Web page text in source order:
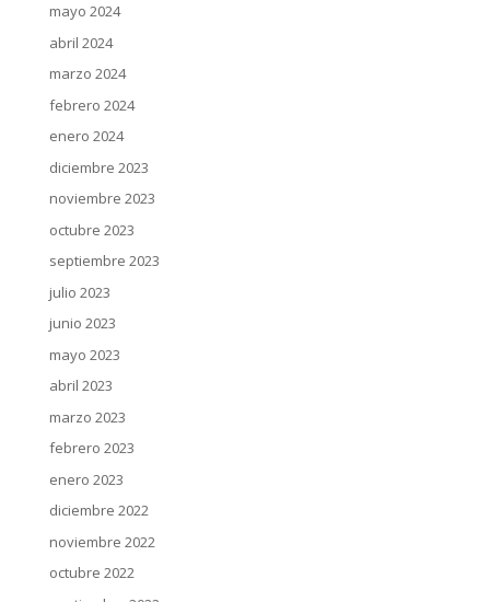
mayo 2024
abril 2024
marzo 2024
febrero 2024
enero 2024
diciembre 2023
noviembre 2023
octubre 2023
septiembre 2023
julio 2023
junio 2023
mayo 2023
abril 2023
marzo 2023
febrero 2023
enero 2023
diciembre 2022
noviembre 2022
octubre 2022